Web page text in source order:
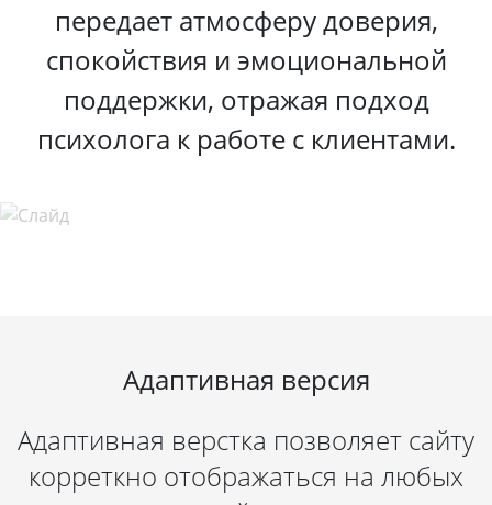
передает атмосферу доверия,
спокойствия и эмоциональной
поддержки, отражая подход
психолога к работе с клиентами.
Адаптивная версия
Адаптивная верстка позволяет сайту
корреткно отображаться на любых